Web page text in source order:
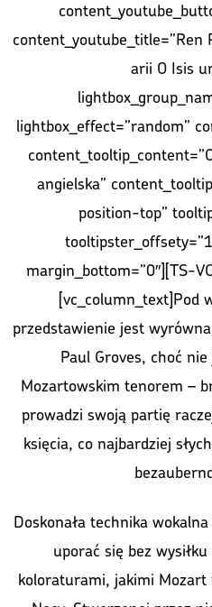
content_youtube_title=”Ren
arii O Isis
lightbox_effect=”random”
angielska”
position-top”
margin_bottom=”0″][TS-
[vc_column_text]Pod
przedstawienie jest
Paul Groves, choć
Mozartowskim tenorem –
prowadzi swoją partię
księcia, co najbardziej
Doskonała technika
uporać się bez
koloraturami, jakimi Mozart